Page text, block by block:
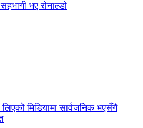
भए रोनाल्डो